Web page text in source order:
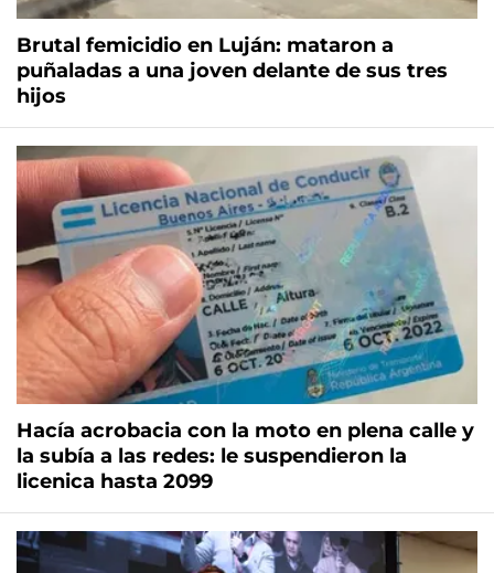
Brutal femicidio en Luján: mataron a
puñaladas a una joven delante de sus tres
hijos
Hacía acrobacia con la moto en plena calle y
la subía a las redes: le suspendieron la
licenica hasta 2099